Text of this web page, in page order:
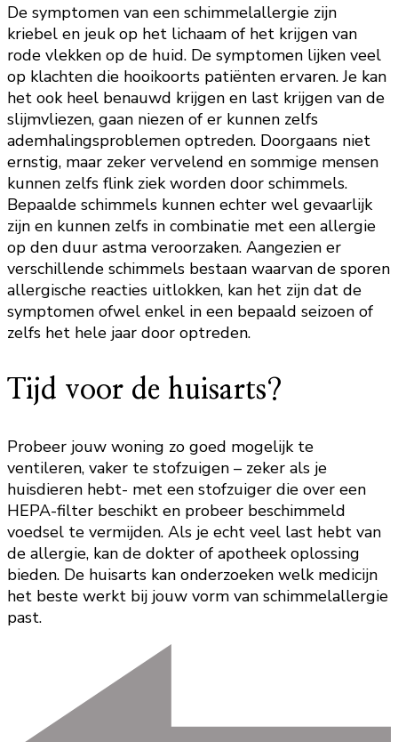
De symptomen van een schimmelallergie zijn
kriebel en jeuk op het lichaam of het krijgen van
rode vlekken op de huid. De symptomen lijken veel
op klachten die hooikoorts patiënten ervaren. Je kan
het ook heel benauwd krijgen en last krijgen van de
slijmvliezen, gaan niezen of er kunnen zelfs
ademhalingsproblemen optreden. Doorgaans niet
ernstig, maar zeker vervelend en sommige mensen
kunnen zelfs flink ziek worden door schimmels.
Bepaalde schimmels kunnen echter wel gevaarlijk
zijn en kunnen zelfs in combinatie met een allergie
op den duur astma veroorzaken. Aangezien er
verschillende schimmels bestaan waarvan de sporen
allergische reacties uitlokken, kan het zijn dat de
symptomen ofwel enkel in een bepaald seizoen of
zelfs het hele jaar door optreden.
Tijd voor de huisarts?
Probeer jouw woning zo goed mogelijk te
ventileren, vaker te stofzuigen – zeker als je
huisdieren hebt- met een stofzuiger die over een
HEPA-filter beschikt en probeer beschimmeld
voedsel te vermijden. Als je echt veel last hebt van
de allergie, kan de dokter of apotheek oplossing
bieden. De huisarts kan onderzoeken welk medicijn
het beste werkt bij jouw vorm van schimmelallergie
past.